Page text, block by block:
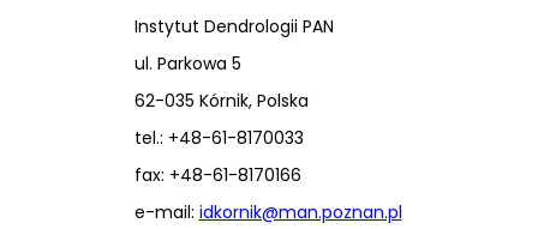
Instytut Dendrologii PAN
ul. Parkowa 5
62-035 Kórnik, Polska
tel.: +48-61-8170033
fax: +48-61-8170166
e-mail: idkornik@man.poznan.pl